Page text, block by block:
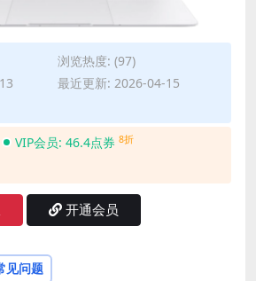
浏览热度: (97)
最近更新: 2026-04-15
VIP会员: 46.4点券 8折
开通会员
见问题